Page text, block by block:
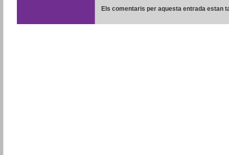
Els comentaris per aquesta entrada estan